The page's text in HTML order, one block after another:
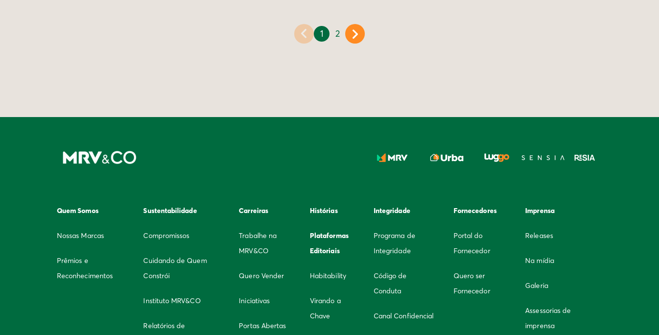
1 2
Quem Somos
Nossas Marcas
Prêmios e
Reconhecimentos
Sustentabilidade
Compromissos
Cuidando de Quem
Constrói
Instituto MRV&CO
Relatórios de
Carreiras
Trabalhe na
MRV&CO
Quero Vender
Iniciativas
Portas Abertas
Histórias
Plataformas
Editoriais
Habitability
Virando a
Chave
Integridade
Programa de
Integridade
Código de
Conduta
Canal Confidencial
Fornecedores
Portal do
Fornecedor
Quero ser
Fornecedor
Imprensa
Releases
Na mídia
Galeria
Assessorias de
imprensa